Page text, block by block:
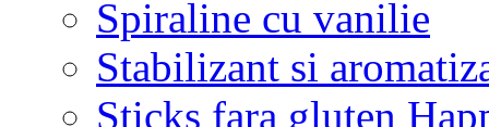
Spiraline cu vanilie
Stabilizant si
Sticks fara gluten